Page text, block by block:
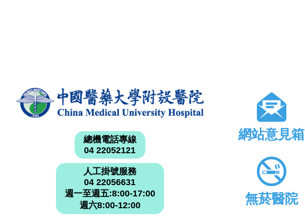
總機電話專線
04 22052121
人工掛號服務
04 22056631
週一至週五:8:00-17:00
週六8:00-12:00
網站意見箱
無菸醫院